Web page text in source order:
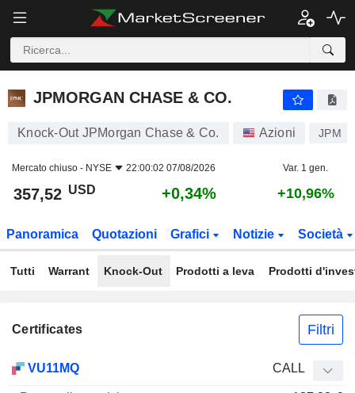
JPMORGAN CHASE & CO.
JPMORGAN CHASE & CO.
Knock-Out JPMorgan Chase & Co. Azioni JPM
Mercato chiuso - NYSE 22:00:02 07/08/2026 Var. 1 gen.
357,52 USD +0,34% +10,96%
Panoramica Quotazioni Grafici Notizie Società
Tutti Warrant Knock-Out Prodotti a leva Prodotti
Certificates Filtri
VU11MQ CALL